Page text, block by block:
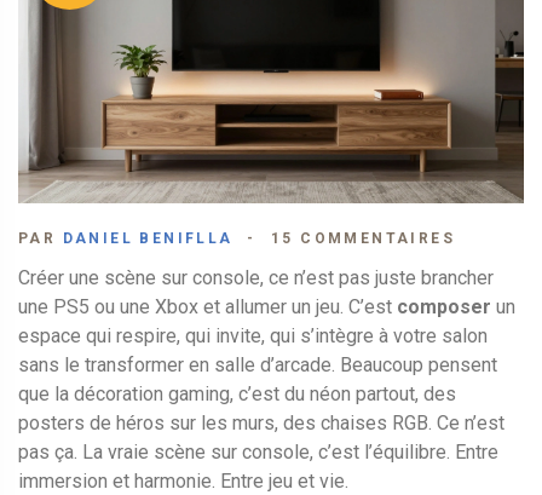
PAR DANIEL BENIFLLA 15 COMMENTAIRES
Créer une scène sur console, ce n’est pas juste brancher
une PS5 ou une Xbox et allumer un jeu. C’est composer un
espace qui respire, qui invite, qui s’intègre à votre salon
sans le transformer en salle d’arcade. Beaucoup pensent
que la décoration gaming, c’est du néon partout, des
posters de héros sur les murs, des chaises RGB. Ce n’est
pas ça. La vraie scène sur console, c’est l’équilibre. Entre
immersion et harmonie. Entre jeu et vie.